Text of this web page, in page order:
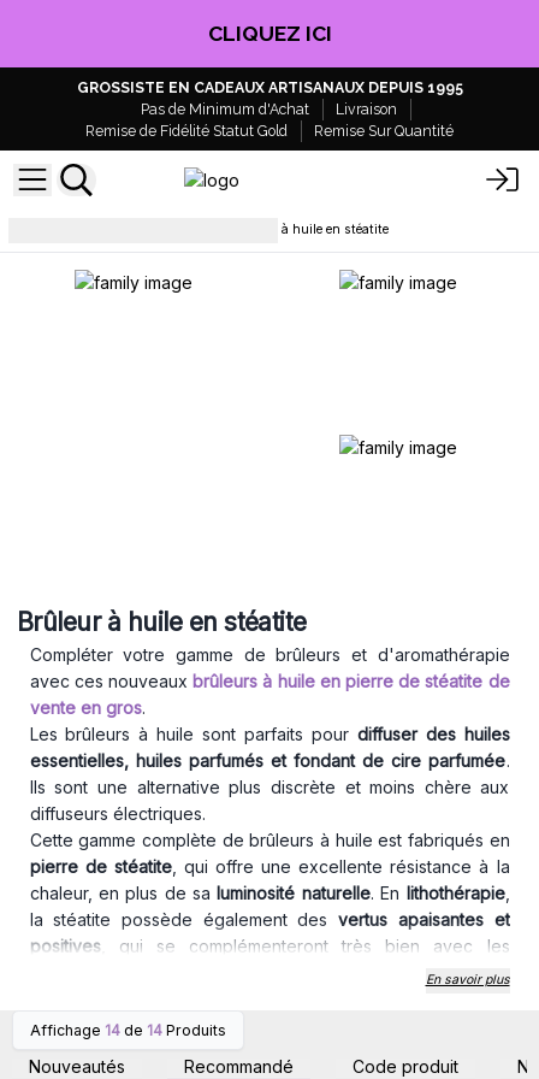
CLIQUEZ ICI
GROSSISTE EN CADEAUX ARTISANAUX DEPUIS 1995
Pas de Minimum d'Achat
Livraison
Remise de Fidélité Statut Gold
Remise Sur Quantité
Brûleur à huile en stéatite
Brûleur à huile en stéatite
Compléter votre gamme de brûleurs et d'aromathérapie
avec ces nouveaux brûleurs à huile en pierre de stéatite de
vente en gros.
Les brûleurs à huile sont parfaits pourdiffuser des huiles
essentielles, huiles parfumés et fondant de cire parfumée.
Ils sont une alternative plus discrète et moins chère aux
diffuseurs électriques.
Cette gamme complète de brûleurs à huile est fabriqués en
pierre de stéatite, qui offre une excellente résistance à la
chaleur, en plus de sa luminosité naturelle. En lithothérapie,
la stéatite possède également desvertus apaisantes et
positives, qui se complémenteront très bien avec les
bienfaits des huiles essentielles par exemple. Nous vous
pack ou set avec des huiles essentielles ou parfumées.
En savoir plus
Affichage 14 de 14 Produits
Nouveautés Recommandé Code produit
Connectez-vous ou
inscrivez-vous pour
accéder aux prix de gros
inscrivez-vous pour
accéder aux prix de gros